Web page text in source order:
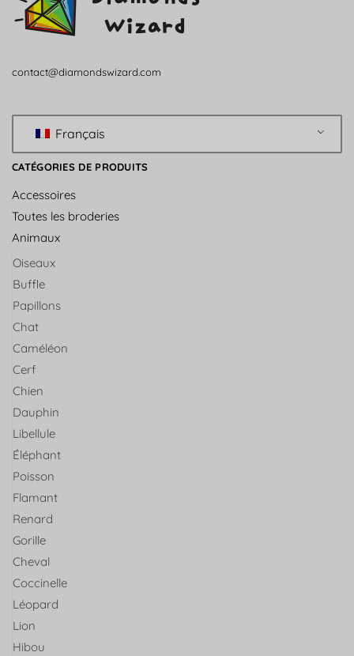
contact@diamondswizard.com
Français
CATÉGORIES DE PRODUITS
Accessoires
Toutes les broderies
Animaux
Oiseaux
Buffle
Papillons
Chat
Caméléon
Cerf
Chien
Dauphin
Libellule
Éléphant
Poisson
Flamant
Renard
Gorille
Cheval
Coccinelle
Léopard
Lion
Hibou